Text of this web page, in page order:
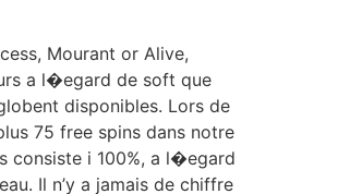
Mourant or Alive,
a l�egard de soft que
disponibles. Lors de
75 free spins dans notre
consiste i 100%, a l�egard
Il n’y a jamais de chiffre